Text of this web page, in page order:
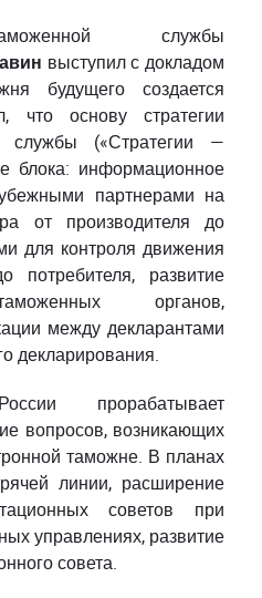
службы
выступил с докладом
будущего создается
что основу стратегии
службы («Стратегии —
блока: информационное
партнерами на
от производителя до
для контроля движения
развитие
органов,
между декларантами
декларирования.
прорабатывает
вопросов, возникающих
таможне. В планах
линии, расширение
советов при
управлениях, развитие
совета.